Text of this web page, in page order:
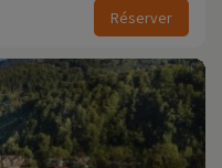
Réserver